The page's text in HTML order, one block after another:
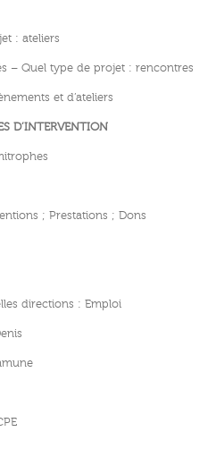
: ateliers
– Quel type de projet : rencontres
et d’ateliers
D’INTERVENTION
; Prestations ; Dons
directions : Emploi